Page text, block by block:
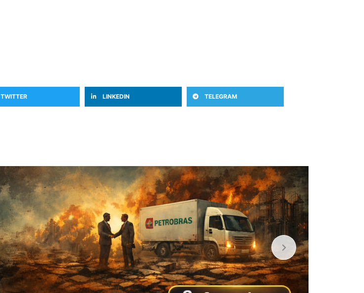
TWITTER LINKEDIN TELEGRAM